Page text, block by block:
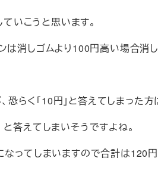
いこうと思います。
は消しゴムより100円高い場合消
らく「10円」と答えてしまった
答えてしまいそうですよね。
ってしまいますので合計は120円